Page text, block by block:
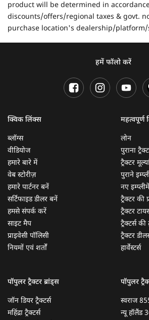
product will be determined in
discounts/offers/regional taxes & govt.
purchase location's dealership/platform/
हमें फॉलो करें
क्विक लिंक्स
ब्लॉग्स
वीडियोज
हमारे बारे में
वेब स्टोरीज़
हमारे पार्टनर बनें
सर्टिफाइड डीलर बनें
हमसे संपर्क करें
साइट मैप
प्राइवेसी पॉलिसी
नियमों एवं शर्तों
महत्वपूर्ण
लोन
पुराना
ट्रैक्टर
पुराने
नए
ट्रैक्टर की
ट्रैक्टर
ट्रैक्टर्स
ट्रैक्टर
हार्वेस्टर्स
पॉपुलर ट्रैक्टर ब्रांड्स
जॉन डियर ट्रैक्टर्स
महिंद्रा ट्रैक्टर्स
पॉपुलर
स्वराज
न्यू हॉलैंड